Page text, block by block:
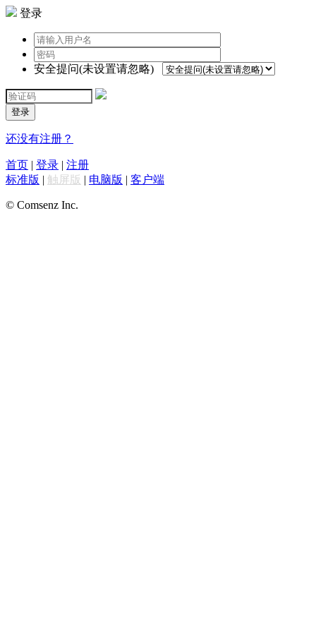
登录
安全提问(未设置请忽略)
登录
还没有注册？
首页 | 登录 | 注册
标准版 | 触屏版 | 电脑版 | 客户端
© Comsenz Inc.